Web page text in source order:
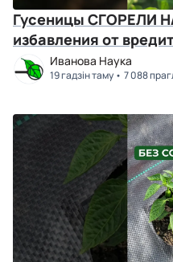
Гусеницы СГОРЕЛИ НА
избавления от
Иванова Наука
19 гадзін таму 7 088